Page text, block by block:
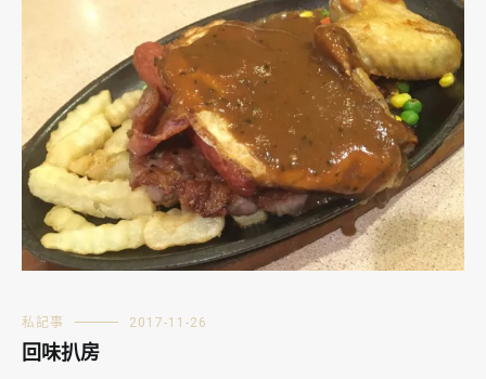
私記事 2017-11-26
回味扒房